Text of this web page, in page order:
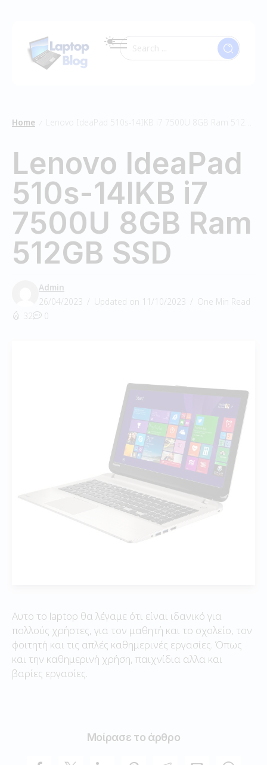
Home Lenovo IdeaPad 510s-14IKB i7 7500U 8GB Ram 512GB SSD
Lenovo IdeaPad
510s-14IKB i7
7500U 8GB Ram
512GB SSD
Admin
26/04/2023
Updated on 11/10/2023
One Min Read
32
0
Αυτο το laptop θα λέγαμε ότι είναι ιδανικό για
πολλούς χρήστες, για τον μαθητή και το σχολείο, τον
φοιτητή και τις απλές καθημερινές εργασίες. Όπως
και την καθημερινή χρήση, παιχνίδια αλλα και
βαρίες εργασίες.
Μοίρασε το άρθρο